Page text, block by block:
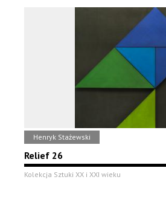
Henryk Stażewski
Relief 26
Kolekcja Sztuki XX i XXI wieku